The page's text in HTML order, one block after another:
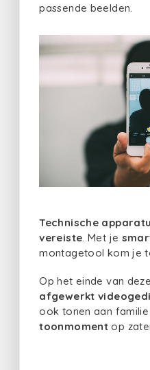
passende beelden.
Technische
vereiste. Met je
montagetool kom je
Op het einde van
afgewerkt
ook tonen aan
toonmoment op